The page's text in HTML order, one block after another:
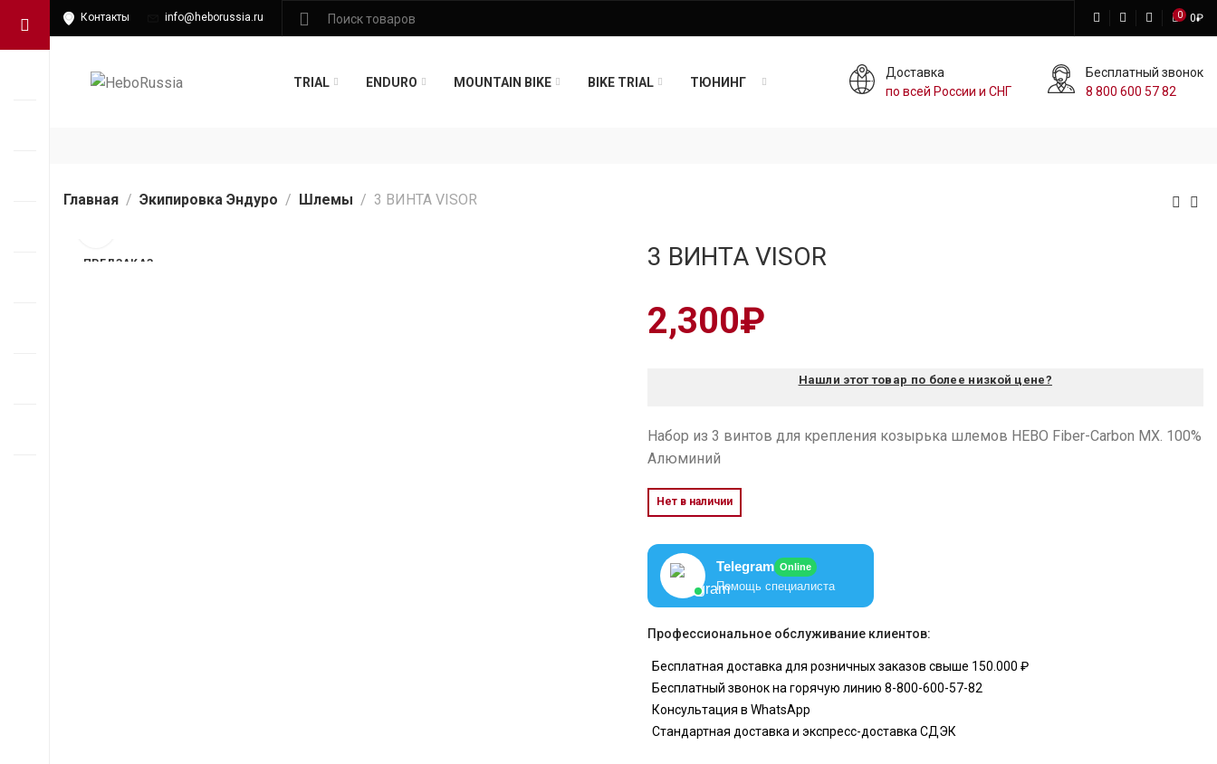
Контакты info@heborussia.ru 0 0₽
TRIAL ENDURO MOUNTAIN BIKE BIKE TRIAL ТЮНИНГ
Доставка
по всей России и СНГ
Бесплатный звонок
8 800 600 57 82
Главная Экипировка Эндуро Шлемы 3 ВИНТА VISOR
ПРЕДЗАКАЗ 3 ВИНТА VISOR
2,300₽
Нашли этот товар по более низкой цене?
Набор из 3 винтов для крепления козырька шлемов HEBO Fiber-Carbon MX. 100%
Алюминий
Нет в наличии
Telegram Online
Помощь специалиста
Профессиональное обслуживание клиентов:
Бесплатная доставка для розничных заказов свыше 150.000 ₽
Бесплатный звонок на горячую линию 8-800-600-57-82
Консультация в WhatsApp
Стандартная доставка и экспресс-доставка СДЭК